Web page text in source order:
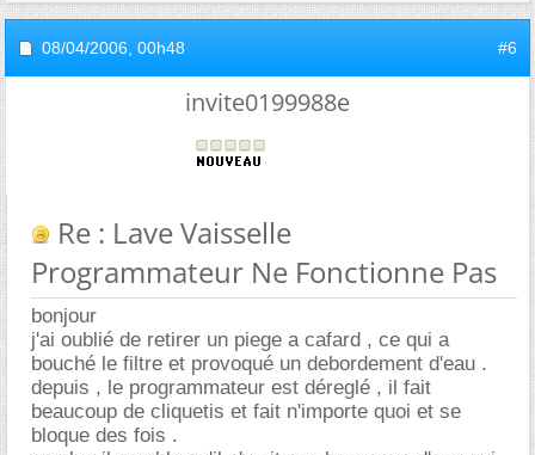
08/04/2006, 00h48 #6
invite0199988e
Re : Lave Vaisselle
Programmateur Ne Fonctionne Pas
bonjour
j'ai oublié de retirer un piege a cafard , ce qui a
bouché le filtre et provoqué un debordement d'eau .
depuis , le programmateur est déreglé , il fait
beaucoup de cliquetis et fait n'importe quoi et se
bloque des fois .